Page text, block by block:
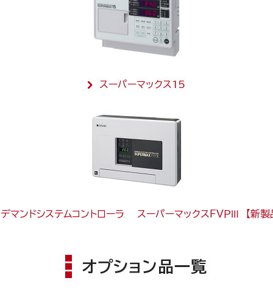
スーパーマックス15
デマンドシステムコントローラ スーパーマックスＦＶＰⅢ 【新製
オプション品一覧